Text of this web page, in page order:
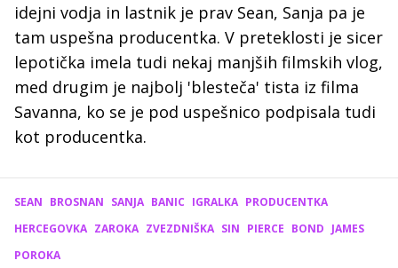
idejni vodja in lastnik je prav Sean, Sanja pa je
tam uspešna producentka. V preteklosti je sicer
lepotička imela tudi nekaj manjših filmskih vlog,
med drugim je najbolj 'blesteča' tista iz filma
Savanna, ko se je pod uspešnico podpisala tudi
kot producentka.
SEAN BROSNAN SANJA BANIC IGRALKA PRODUCENTKA
HERCEGOVKA ZAROKA ZVEZDNIŠKA SIN PIERCE BOND JAMES
POROKA